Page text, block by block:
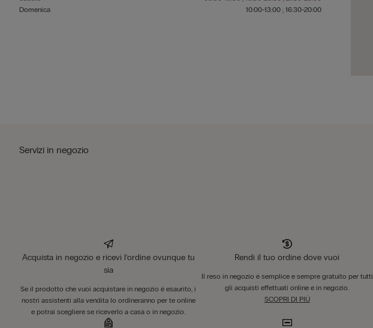
Domenica
10:00-13:00 ; 16:30-20:00
Servizi in negozio
Acquista in negozio e ricevi l’ordine ovunque tu
sia
Se il prodotto che vuoi acquistare in negozio è esaurito, i
nostri assistenti alla vendita lo ordineranno per te online
e potrai scegliere se riceverlo a casa o in negozio.
Rendi il tuo ordine dove vuoi
Il reso in negozio è semplice e sempre gratuito per tutti
gli acquisti effettuati online e in negozio.
SCOPRI DI PIÙ